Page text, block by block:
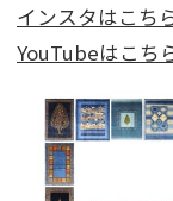
インスタはこち
YouTubeはこち